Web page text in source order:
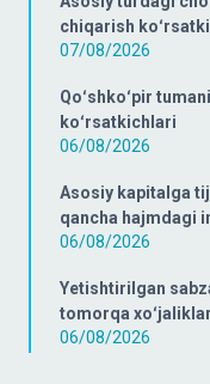
chiqarish
07/08/2026
Qoʻshkoʻpir
koʻrsatkichlari
06/08/2026
Asosiy kapitalga
qancha hajmdagi
06/08/2026
Yetishtirilgan
tomorqa
06/08/2026